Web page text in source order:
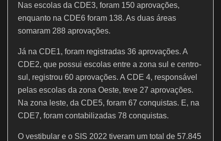
Nas escolas da CDE3, foram 150 aprovações,
enquanto na CDE6 foram 138. As duas áreas
somaram 288 aprovações.
Já na CDE1, foram registradas 36 aprovações. A
CDE2, que possui escolas entre a zona sul e centro-
sul, registrou 60 aprovações. A CDE 4, responsável
pelas escolas da zona Oeste, teve 27 aprovações.
Na zona leste, da CDE5, foram 67 conquistas. E, na
CDE7, foram contabilizadas 78 conquistas.
O vestibular e o SIS 2022 tiveram um total de 57.845